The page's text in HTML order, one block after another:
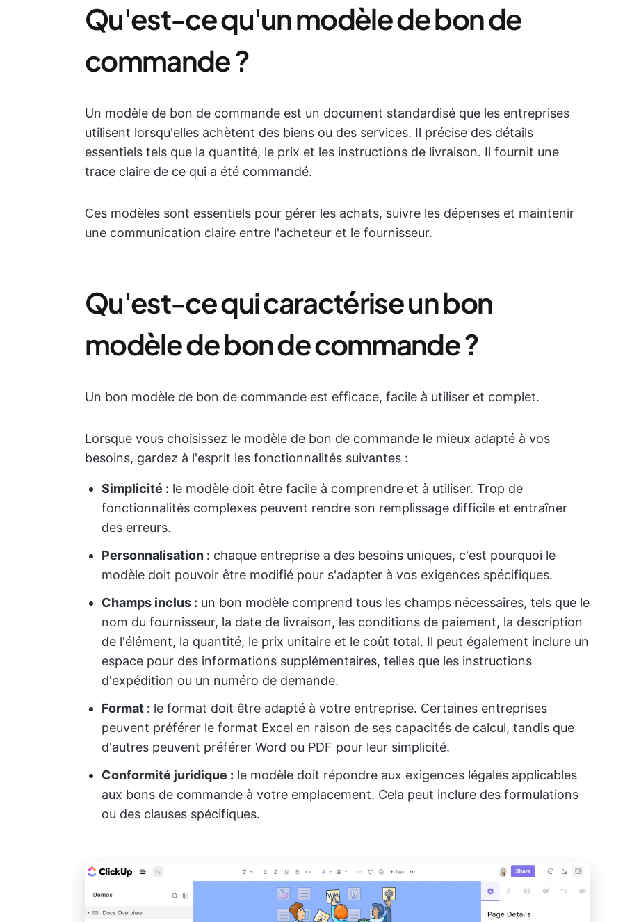
Qu'est-ce qu'un modèle de bon de
commande ?
Un modèle de bon de commande est un document standardisé que les entreprises
utilisent lorsqu'elles achètent des biens ou des services. Il précise des détails
essentiels tels que la quantité, le prix et les instructions de livraison. Il fournit une
trace claire de ce qui a été commandé.
Ces modèles sont essentiels pour gérer les achats, suivre les dépenses et maintenir
une communication claire entre l'acheteur et le fournisseur.
Qu'est-ce qui caractérise un bon
modèle de bon de commande ?
Un bon modèle de bon de commande est efficace, facile à utiliser et complet.
Lorsque vous choisissez le modèle de bon de commande le mieux adapté à vos
besoins, gardez à l'esprit les fonctionnalités suivantes :
Simplicité : le modèle doit être facile à comprendre et à utiliser. Trop de
fonctionnalités complexes peuvent rendre son remplissage difficile et entraîner
des erreurs.
Personnalisation : chaque entreprise a des besoins uniques, c'est pourquoi le
modèle doit pouvoir être modifié pour s'adapter à vos exigences spécifiques.
Champs inclus : un bon modèle comprend tous les champs nécessaires, tels que le
nom du fournisseur, la date de livraison, les conditions de paiement, la description
de l'élément, la quantité, le prix unitaire et le coût total. Il peut également inclure un
espace pour des informations supplémentaires, telles que les instructions
d'expédition ou un numéro de demande.
Format : le format doit être adapté à votre entreprise. Certaines entreprises
peuvent préférer le format Excel en raison de ses capacités de calcul, tandis que
d'autres peuvent préférer Word ou PDF pour leur simplicité.
Conformité juridique : le modèle doit répondre aux exigences légales applicables
aux bons de commande à votre emplacement. Cela peut inclure des formulations
ou des clauses spécifiques.